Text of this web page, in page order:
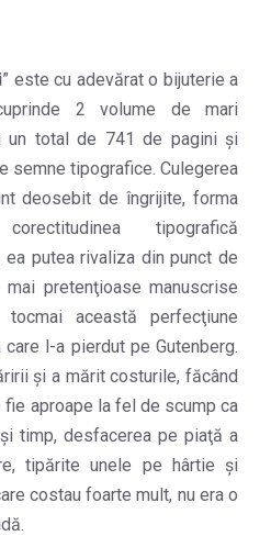
” este cu adevărat o bijuterie a
2 volume de mari
un total de 741 de pagini şi
semne tipografice. Culegerea
deosebit de îngrijite, forma
tipografică
putea rivaliza din punct de
pretenţioase manuscrise
această perfecţiune
l-a pierdut pe Gutenberg.
şi a mărit costurile, făcând
aproape la fel de scump ca
timp, desfacerea pe piaţă a
tipărite unele pe hârtie şi
costau foarte mult, nu era o